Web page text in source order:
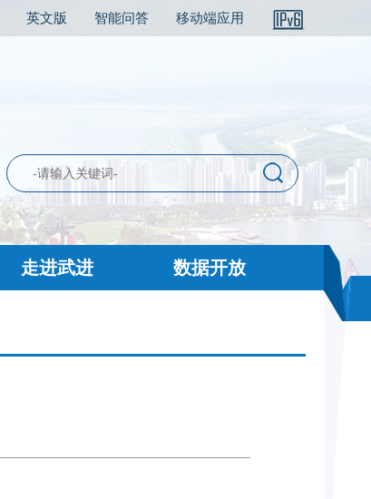
英文版 智能问答 移动端应用
走进武进 数据开放